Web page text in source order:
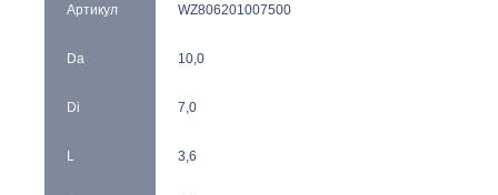
Артикул
Da
Di
L
WZ806201007500
10,0
7,0
3,6